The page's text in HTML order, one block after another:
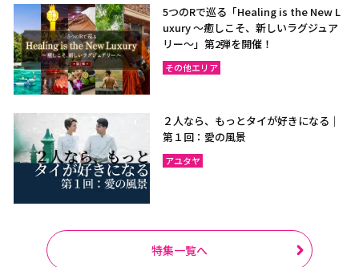
5つのRで巡る「Healing is the New L
uxury ～癒しこそ、新しいラグジュア
リー〜」第2弾を開催！
その他エリア
２人なら、もっとタイが好きになる｜
第１回：愛の風景
アユタヤ
特集一覧へ